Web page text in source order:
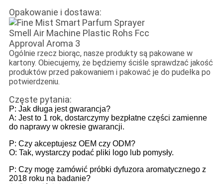
Opakowanie i dostawa:
Ogólnie rzecz biorąc, nasze produkty są pakowane w
kartony. Obiecujemy, że będziemy ściśle sprawdzać jakość
produktów przed pakowaniem i pakować je do pudełka po
potwierdzeniu.
Częste pytania:
P: Jak długa jest gwarancja?
A: Jest to 1 rok, dostarczymy bezpłatne części zamienne
do naprawy w okresie gwarancji.
P: Czy akceptujesz OEM czy ODM?
O: Tak, wystarczy podać pliki logo lub pomysły.
P: Czy mogę zamówić próbki dyfuzora aromatycznego z
2018 roku na badanie?